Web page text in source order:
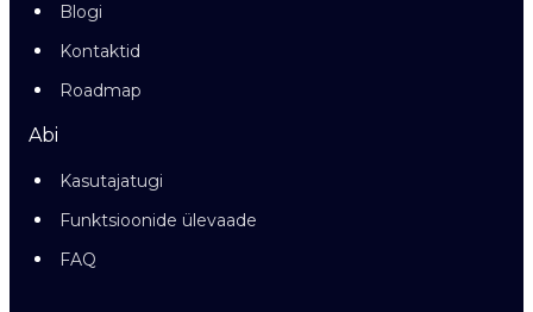
Blogi
Kontaktid
Roadmap
Abi
Kasutajatugi
Funktsioonide ülevaade
FAQ